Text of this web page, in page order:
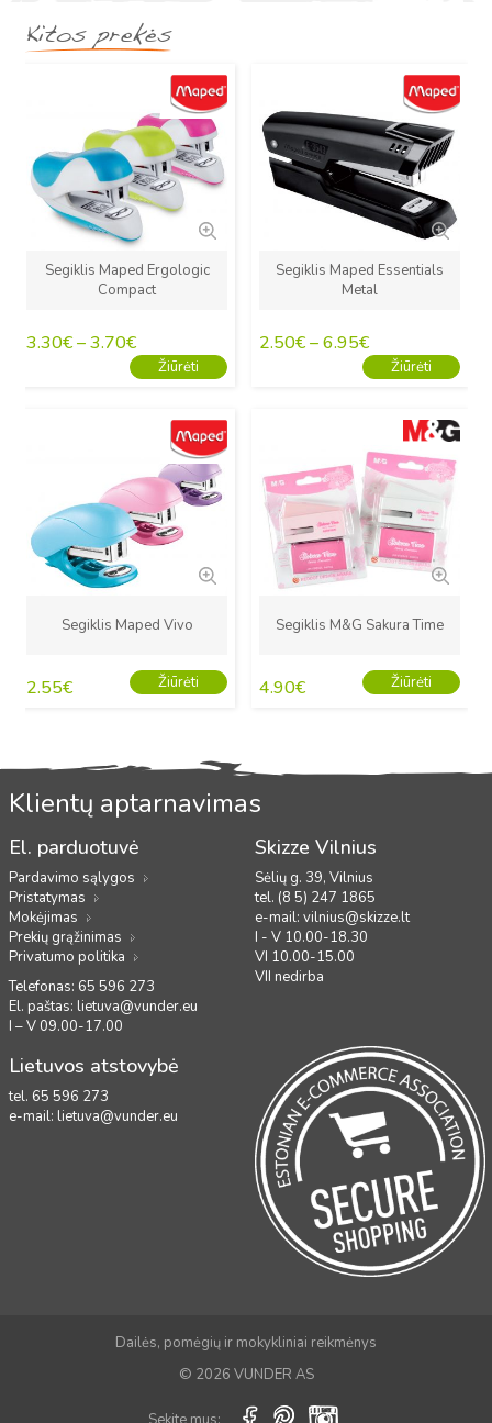
Kitos prekės
Segiklis Maped Ergologic
Compact
3.30€–3.70€
Žiūrėti
Segiklis Maped Essentials
Metal
2.50€–6.95€
Žiūrėti
Segiklis Maped Vivo
2.55€ Žiūrėti
Segiklis M&G Sakura Time
4.90€ Žiūrėti
Klientų aptarnavimas
El. parduotuvė
Pardavimo sąlygos
Pristatymas
Mokėjimas
Prekių grąžinimas
Privatumo politika
Telefonas: 65 596 273
El. paštas: lietuva@vunder.eu
I – V 09.00-17.00
Skizze Vilnius
Sėlių g. 39, Vilnius
tel. (8 5) 247 1865
e-mail: vilnius@skizze.lt
I - V 10.00-18.30
VI 10.00-15.00
VII nedirba
Lietuvos atstovybė
tel. 65 596 273
e-mail: lietuva@vunder.eu
Dailės, pomėgių ir mokykliniai reikmėnys
© 2026 VUNDER AS